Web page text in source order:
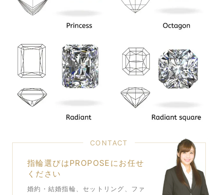
CONTACT
指輪選びはPROPOSEにお任せ
ください
婚約・結婚指輪、セットリング、ファ